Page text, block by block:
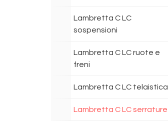
Lambretta C LC
sospensioni
Lambretta C LC ruote e
freni
Lambretta C LC telaistica
Lambretta C LC serrature